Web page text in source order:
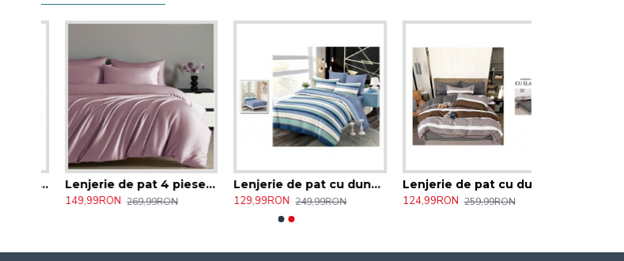
Lenjerie de pat 4 piese satin lilas Pucioasa cearceaf cu elastic, 2 persoane 119/CAV
149,99RON 269,99RON
Lenjerie de pat cu dungi Pucioasa , 6 Piese , Bumbac Finet , 2 persoane cearceaf cu elastic
129,99RON 249,99RON
Lenjerie de pat cu dungi Pucioasa , 6 Piese , Bumbac Finet 2 persoane, cearceaf cu elastic 30/CAV
124,99RON 259,99RON